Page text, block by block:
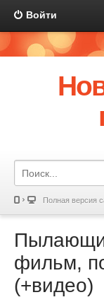
Войти
Полная версия
фильм,
(+видео)